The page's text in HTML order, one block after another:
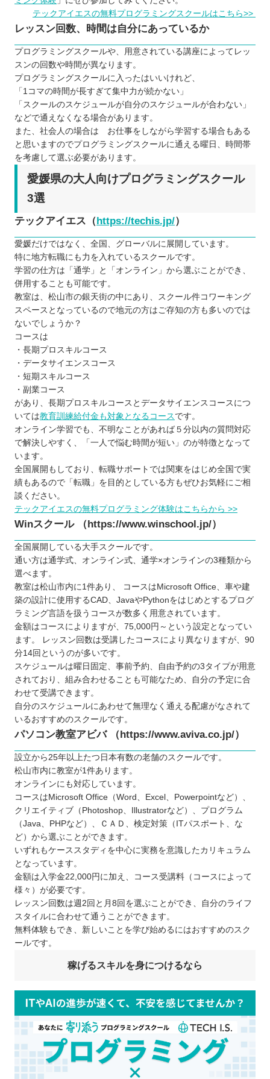
テックアイエスの無料プログラミングスクールはこちら>>
レッスン回数、時間は自分にあっているか
プログラミングスクールや、用意されている講座によってレッ
スンの回数や時間が異なります。
プログラミングスクールに入ったはいいけれど、
「1コマの時間が長すぎて集中力が続かない」
「スクールのスケジュールが自分のスケジュールが合わない」
などで通えなくなる場合があります。
また、社会人の場合は お仕事をしながら学習する場合もある
と思いますのでプログラミングスクールに通える曜日、時間帯
を考慮して選ぶ必要があります。
愛媛県の大人向けプログラミングスクール
3選
テックアイエス（ https://techis.jp/）
愛媛だけではなく、全国、グローバルに展開しています。
特に地方転職にも力を入れているスクールです。
学習の仕方は「通学」と「オンライン」から選ぶことができ、
併用することも可能です。
教室は、松山市の銀天街の中にあり、スクール件コワーキング
スペースとなっているので地元の方はご存知の方も多いのでは
ないでしょうか？
コースは
・長期プロスキルコース
・データサイエンスコース
・短期スキルコース
・副業コース
があり、長期プロスキルコースとデータサイエンスコースにつ
いては教育訓練給付金も対象となるコース です。
オンライン学習でも、不明なことがあれば５分以内の質問対応
で解決しやすく、「一人で悩む時間が短い」のが特徴となって
います。
全国展開もしており、転職サポートでは関東をはじめ全国で実
績もあるので「転職」を目的としている方もぜひお気軽にご相
談ください。
テックアイエスの無料プログラミング体験はこちらから >>
Winスクール （https://www.winschool.jp/）
全国展開している大手スクールです。
通い方は通学式、オンライン式、通学×オンラインの3種類から
選べます。
教室は松山市内に1件あり、 コースはMicrosoft Office、車や建
築の設計に使用するCAD、JavaやPythonをはじめとするプログ
ラミング言語を扱うコースが数多く用意されています。
金額はコースによりますが、75,000円～という設定となってい
ます。 レッスン回数は受講したコースにより異なりますが、90
分14回というのが多いです。
スケジュールは曜日固定、事前予約、自由予約の3タイプが用意
されており、組み合わせることも可能なため、自分の予定に合
わせて受講できます。
自分のスケジュールにあわせて無理なく通える配慮がなされて
いるおすすめのスクールです。
パソコン教室アビバ （https://www.aviva.co.jp/）
設立から25年以上たつ日本有数の老舗のスクールです。
松山市内に教室が1件あります。
オンラインにも対応しています。
コースはMicrosoft Office（Word、Excel、Powerpointなど）、
クリエイティブ（Photoshop、Illustratorなど）、プログラム
（Java、PHPなど）、ＣＡＤ、検定対策（ITパスポート、な
ど）から選ぶことができます。
いずれもケーススタディを中心に実務を意識したカリキュラム
となっています。
金額は入学金22,000円に加え、コース受講料（コースによって
様々）が必要です。
レッスン回数は週2回と月8回を選ぶことができ、自分のライフ
スタイルに合わせて通うことができます。
無料体験もでき、新しいことを学び始めるにはおすすめのスク
ールです。
稼げるスキルを身につけるなら